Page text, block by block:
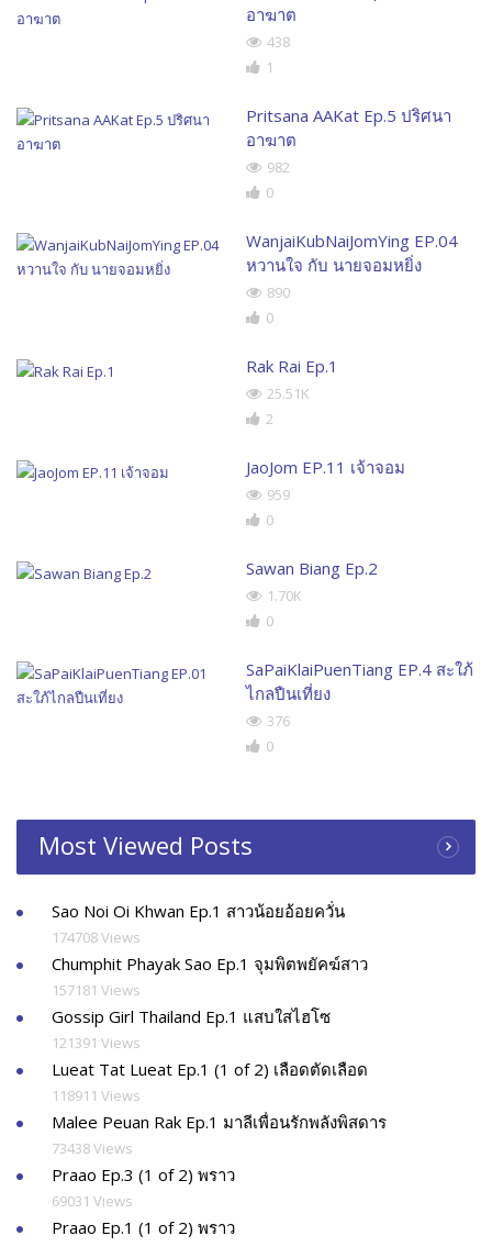
อาฆาต
438
1
Pritsana AAKat Ep.5 ปริศนา
อาฆาต
982
0
WanjaiKubNaiJomYing EP.04
หวานใจ กับ นายจอมหยิ่ง
890
0
Rak Rai Ep.1
25.51K
2
JaoJom EP.11 เจ้าจอม
959
0
Sawan Biang Ep.2
1.70K
0
SaPaiKlaiPuenTiang EP.4 สะใภ้
ไกลปืนเที่ยง
376
0
Most Viewed Posts
Sao Noi Oi Khwan Ep.1 สาวน้อยอ้อยควั่น
174708 Views
Chumphit Phayak Sao Ep.1 จุมพิตพยัคฆ์สาว
157181 Views
Gossip Girl Thailand Ep.1 แสบใสไฮโซ
121391 Views
Lueat Tat Lueat Ep.1 (1 of 2) เลือดตัดเลือด
118911 Views
Malee Peuan Rak Ep.1 มาลีเพื่อนรักพลังพิสดาร
73438 Views
Praao Ep.3 (1 of 2) พราว
69031 Views
Praao Ep.1 (1 of 2) พราว